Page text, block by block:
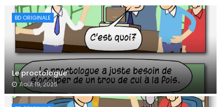
BD ORIGINALE
Le proctologue
Août 19, 2025